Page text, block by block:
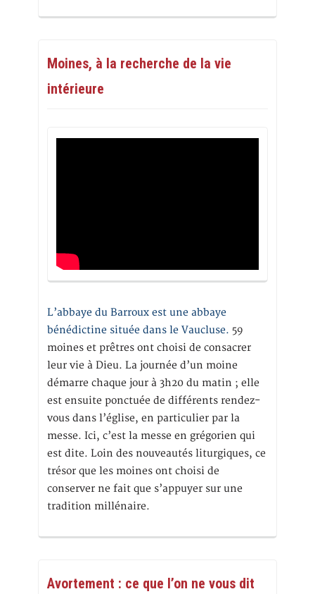
Moines, à la recherche de la vie
intérieure
L’abbaye du Barroux est une abbaye
bénédictine située dans le Vaucluse. 59
moines et prêtres ont choisi de consacrer
leur vie à Dieu. La journée d’un moine
démarre chaque jour à 3h20 du matin ; elle
est ensuite ponctuée de différents rendez-
vous dans l’église, en particulier par la
messe. Ici, c’est la messe en grégorien qui
est dite. Loin des nouveautés liturgiques, ce
trésor que les moines ont choisi de
conserver ne fait que s’appuyer sur une
tradition millénaire.
Avortement : ce que l’on ne vous dit